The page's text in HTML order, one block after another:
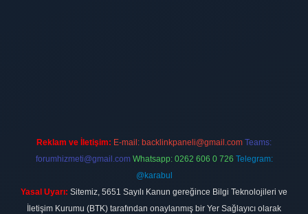
Reklam ve İletişim: E-mail: backlinkpaneli@gmail.com Teams:
forumhizmeti@gmail.com Whatsapp: 0262 606 0 726 Telegram:
@karabul
Yasal Uyarı: Sitemiz, 5651 Sayılı Kanun gereğince Bilgi Teknolojileri ve
İletişim Kurumu (BTK) tarafından onaylanmış bir Yer Sağlayıcı olarak